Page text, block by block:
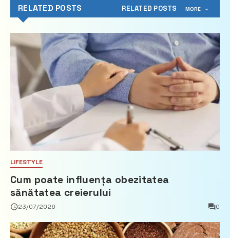
RELATED POSTS RELATED POSTS MORE
LIFESTYLE
Cum poate influența obezitatea
sănătatea creierului
23/07/2026 0